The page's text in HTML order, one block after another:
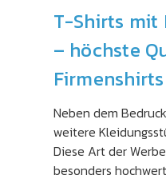
T-Shirts mit
– höchste
Firmenshirts
Neben dem
weitere
Diese Art der
besonders